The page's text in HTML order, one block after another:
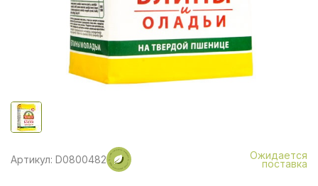
Артикул: D0800482 Ожидается
поставка